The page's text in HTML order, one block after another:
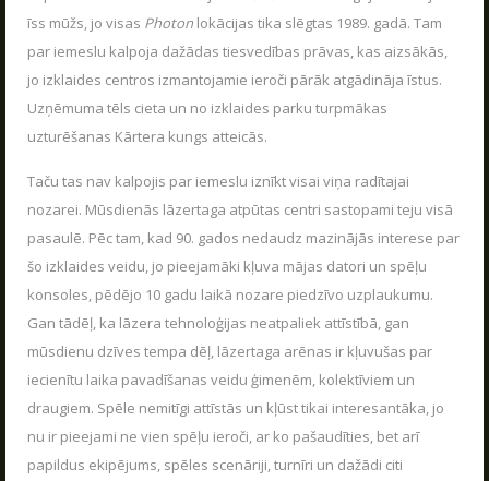
īss mūžs, jo visas Photon lokācijas tika slēgtas 1989. gadā. Tam
par iemeslu kalpoja dažādas tiesvedības prāvas, kas aizsākās,
jo izklaides centros izmantojamie ieroči pārāk atgādināja īstus.
Uzņēmuma tēls cieta un no izklaides parku turpmākas
uzturēšanas Kārtera kungs atteicās.
Taču tas nav kalpojis par iemeslu iznīkt visai viņa radītajai
nozarei. Mūsdienās lāzertaga atpūtas centri sastopami teju visā
pasaulē. Pēc tam, kad 90. gados nedaudz mazinājās interese par
šo izklaides veidu, jo pieejamāki kļuva mājas datori un spēļu
konsoles, pēdējo 10 gadu laikā nozare piedzīvo uzplaukumu.
Gan tādēļ, ka lāzera tehnoloģijas neatpaliek attīstībā, gan
mūsdienu dzīves tempa dēļ, lāzertaga arēnas ir kļuvušas par
iecienītu laika pavadīšanas veidu ģimenēm, kolektīviem un
draugiem. Spēle nemitīgi attīstās un kļūst tikai interesantāka, jo
nu ir pieejami ne vien spēļu ieroči, ar ko pašaudīties, bet arī
papildus ekipējums, spēles scenāriji, turnīri un dažādi citi